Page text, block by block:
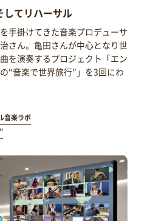
してリハーサル
手掛けてきた音楽プロデューサ
さん。亀田さんが中心となり世
を演奏するプロジェクト「エン
“音楽で世界旅行”」を3回にわ
音楽ラボ